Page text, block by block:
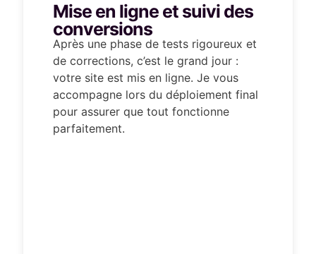
Mise en ligne et suivi des
conversions
Après une phase de tests rigoureux et
de corrections, c’est le grand jour :
votre site est mis en ligne. Je vous
accompagne lors du déploiement final
pour assurer que tout fonctionne
parfaitement.